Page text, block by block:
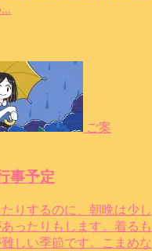
ご案
事予定
りするのに、朝晩は少し
ったりもします。着るも
しい季節です。こまめな